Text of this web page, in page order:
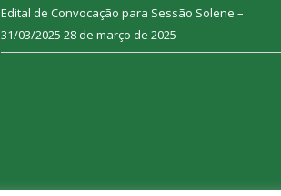
Edital de Convocação para Sessão Solene –
31/03/2025 28 de março de 2025